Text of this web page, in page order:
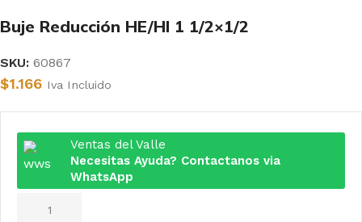
Buje Reducción HE/HI 1 1/2×1/2
SKU: 60867
$1.166 Iva Incluido
Ventas del Valle
Necesitas Ayuda? Contactanos via
WhatsApp